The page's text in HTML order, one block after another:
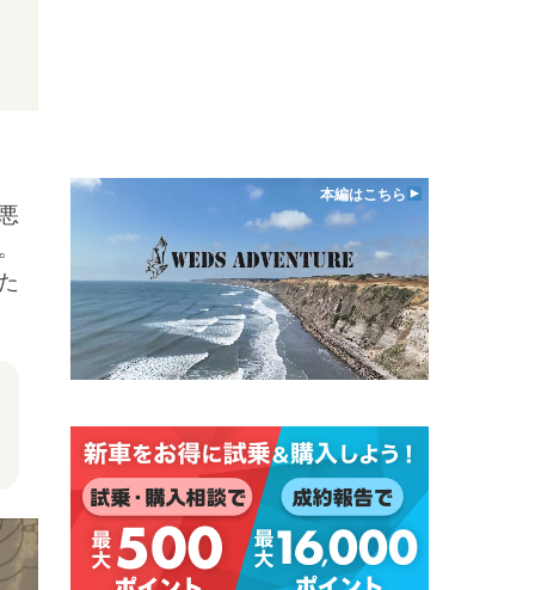
本編はこちら